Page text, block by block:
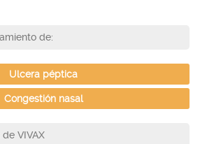
de:
Ulcera péptica
Congestión nasal
VIVAX